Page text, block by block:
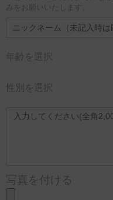
みをお願いいたします。
年齢を選択
性別を選択
写真を付ける